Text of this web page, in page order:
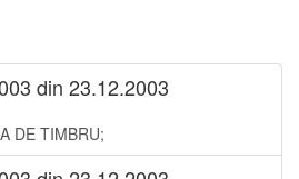
din 23.12.2003
DE TIMBRU;